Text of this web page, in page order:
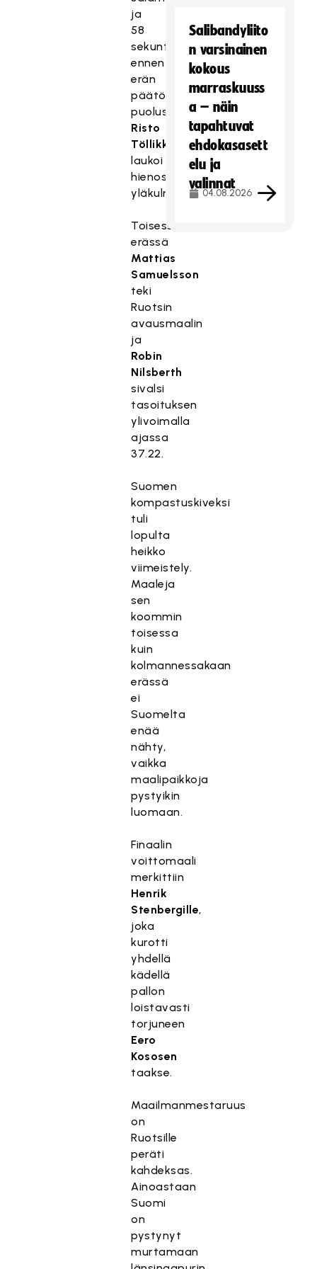
ja
58
sekuntia
ennen
erän
päätöstä
puolustaja
Risto
Töllikkö
laukoi
hienosti
yläkulmaan.
Toisessa
erässä
Mattias
Samuelsson
teki
Ruotsin
avausmaalin
ja
Robin
Nilsberth
sivalsi
tasoituksen
ylivoimalla
ajassa
37.22.
Suomen
kompastuskiveksi
tuli
lopulta
heikko
viimeistely.
Maaleja
sen
koommin
toisessa
kuin
kolmannessakaan
erässä
ei
Suomelta
enää
nähty,
vaikka
maalipaikkoja
pystyikin
luomaan.
Finaalin
voittomaali
merkittiin
Henrik
Stenbergille,
joka
kurotti
yhdellä
kädellä
pallon
loistavasti
torjuneen
Eero
Kososen
taakse.
Maailmanmestaruus
on
Ruotsille
peräti
kahdeksas.
Ainoastaan
Suomi
on
pystynyt
murtamaan
Salibandyliito
n varsinainen
kokous
marraskuuss
a – näin
tapahtuvat
ehdokasasett
elu ja
valinnat
04.08.2026